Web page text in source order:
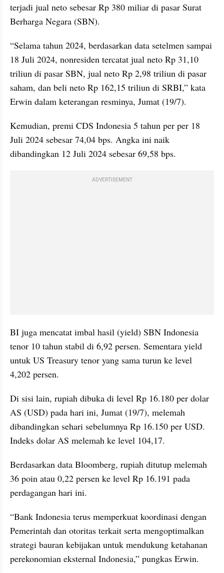
terjadi jual neto sebesar Rp 380 miliar di pasar Surat
Berharga Negara (SBN).
“Selama tahun 2024, berdasarkan data setelmen sampai
18 Juli 2024, nonresiden tercatat jual neto Rp 31,10
triliun di pasar SBN, jual neto Rp 2,98 triliun di pasar
saham, dan beli neto Rp 162,15 triliun di SRBI,” kata
Erwin dalam keterangan resminya, Jumat (19/7).
Kemudian, premi CDS Indonesia 5 tahun per per 18
Juli 2024 sebesar 74,04 bps. Angka ini naik
dibandingkan 12 Juli 2024 sebesar 69,58 bps.
ADVERTISEMENT
BI juga mencatat imbal hasil (yield) SBN Indonesia
tenor 10 tahun stabil di 6,92 persen. Sementara yield
untuk US Treasury tenor yang sama turun ke level
4,202 persen.
Di sisi lain, rupiah dibuka di level Rp 16.180 per dolar
AS (USD) pada hari ini, Jumat (19/7), melemah
dibandingkan sehari sebelumnya Rp 16.150 per USD.
Indeks dolar AS melemah ke level 104,17.
Berdasarkan data Bloomberg, rupiah ditutup melemah
36 poin atau 0,22 persen ke level Rp 16.191 pada
perdagangan hari ini.
“Bank Indonesia terus memperkuat koordinasi dengan
Pemerintah dan otoritas terkait serta mengoptimalkan
strategi bauran kebijakan untuk mendukung ketahanan
perekonomian eksternal Indonesia,” pungkas Erwin.